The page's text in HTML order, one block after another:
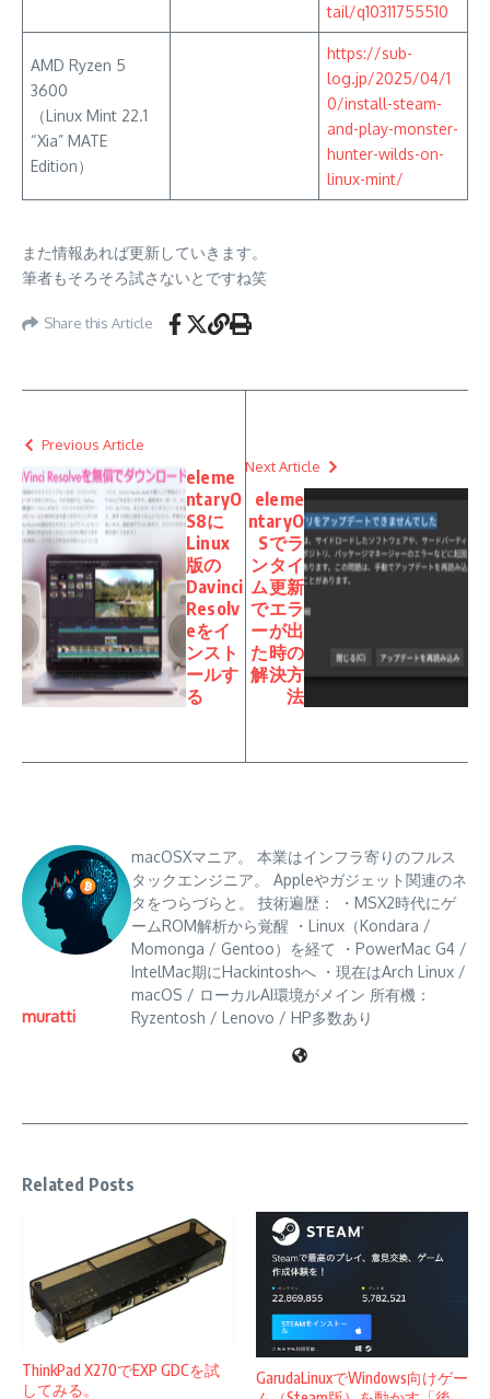
tail/q10311755510
AMD Ryzen 5
3600
（Linux Mint 22.1
“Xia” MATE
Edition）
https://sub-
log.jp/2025/04/1
0/install-steam-
and-play-monster-
hunter-wilds-on-
linux-mint/
また情報あれば更新していきます。
筆者もそろそろ試さないとですね笑
Share this Article
Previous Article
eleme
ntaryO
S8に
Linux
版の
Davinci
Resolv
eをイ
ンスト
ールす
る
Next Article
eleme
ntaryO
Sでラ
ンタイ
ム更新
でエラ
ーが出
た時の
解決方
法
muratti
macOSXマニア。 本業はインフラ寄りのフルス
タックエンジニア。 Appleやガジェット関連のネ
タをつらづらと。 技術遍歴： ・MSX2時代にゲ
ームROM解析から覚醒 ・Linux（Kondara /
Momonga / Gentoo）を経て ・PowerMac G4 /
IntelMac期にHackintoshへ ・現在はArch Linux /
macOS / ローカルAI環境がメイン 所有機：
Ryzentosh / Lenovo / HP多数あり
Related Posts
ThinkPad X270でEXP GDCを試
してみる。
GarudaLinuxでWindows向けゲー